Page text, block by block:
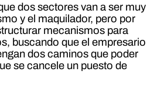
dos sectores van a ser muy
y el maquilador, pero por
mecanismos para
buscando que el empresario
dos caminos que poder
se cancele un puesto de